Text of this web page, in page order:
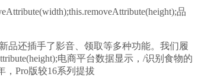
品
品还插手了影音、领取等多种功能。我们履
电商平台数据显示，/识别食物的
，Pro版较16系列提拔